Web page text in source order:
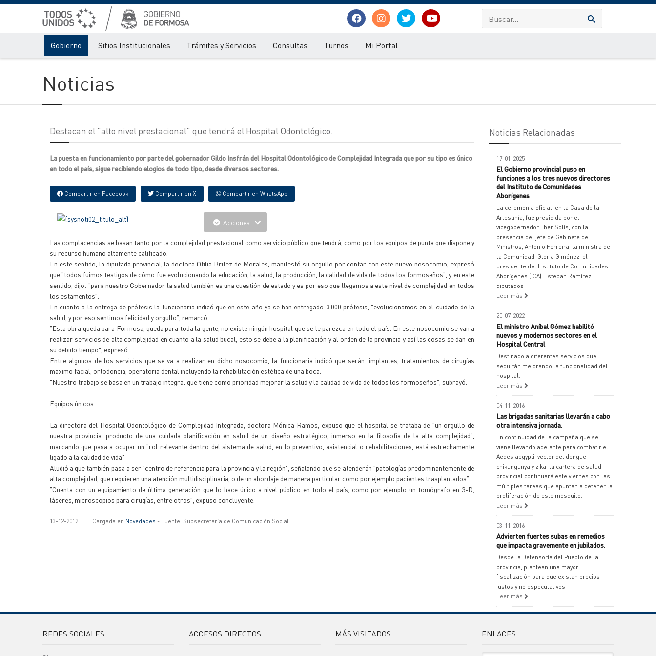
Gobierno Sitios Institucionales Trámites y Servicios Consultas Turnos Mi Portal
Noticias
Destacan el "alto nivel prestacional" que tendrá el Hospital Odontológico.
La puesta en funcionamiento por parte del gobernador Gildo Insfrán del Hospital Odontológico de Complejidad Integrada que por su tipo es único
en todo el país, sigue recibiendo elogios de todo tipo, desde diversos sectores.
Compartir en Facebook Compartir en X Compartir en WhatsApp
Acciones
Las complacencias se basan tanto por la complejidad prestacional como servicio público que tendrá, como por los equipos de punta que dispone y
su recurso humano altamente calificado.
En este sentido, la diputada provincial, la doctora Otilia Britez de Morales, manifestó su orgullo por contar con este nuevo nosocomio, expresó
que "todos fuimos testigos de cómo fue evolucionando la educación, la salud, la producción, la calidad de vida de todos los formoseños", y en este
sentido, dijo: "para nuestro Gobernador la salud también es una cuestión de estado y es por eso que llegamos a este nivel de complejidad en todos
los estamentos".
En cuanto a la entrega de prótesis la funcionaria indicó que en este año ya se han entregado 3.000 prótesis, "evolucionamos en el cuidado de la
salud, y por eso sentimos felicidad y orgullo", remarcó.
"Esta obra queda para Formosa, queda para toda la gente, no existe ningún hospital que se le parezca en todo el país. En este nosocomio se van a
realizar servicios de alta complejidad en cuanto a la salud bucal, esto se debe a la planificación y al orden de la provincia y así las cosas se dan en
su debido tiempo", expresó.
Entre algunos de los servicios que se va a realizar en dicho nosocomio, la funcionaria indicó que serán: implantes, tratamientos de cirugías
máximo facial, ortodoncia, operatoria dental incluyendo la rehabilitación estética de una boca.
"Nuestro trabajo se basa en un trabajo integral que tiene como prioridad mejorar la salud y la calidad de vida de todos los formoseños", subrayó.
Equipos únicos
La directora del Hospital Odontológico de Complejidad Integrada, doctora Mónica Ramos, expuso que el hospital se trataba de "un orgullo de
nuestra provincia, producto de una cuidada planificación en salud de un diseño estratégico, inmerso en la filosofía de la alta complejidad",
marcando que pasa a ocupar un "rol relevante dentro del sistema de salud, en lo preventivo, asistencial o rehabilitaciones, está estrechamente
ligado a la calidad de vida"
Aludió a que también pasa a ser "centro de referencia para la provincia y la región", señalando que se atenderán "patologías predominantemente de
alta complejidad, que requieren una atención multidisciplinaria, o de un abordaje de manera particular como por ejemplo pacientes trasplantados".
"Cuenta con un equipamiento de última generación que lo hace único a nivel público en todo el país, como por ejemplo un tomógrafo en 3-D,
láseres, microscopios para cirugías, entre otros", expuso concluyente.
13-12-2012 | Cargada en Novedades - Fuente: Subsecretaría de Comunicación Social
Noticias Relacionadas
17-01-2025
El Gobierno provincial puso en
funciones a los tres nuevos directores
del Instituto de Comunidades
Aborígenes
La ceremonia oficial, en la Casa de la
Artesanía, fue presidida por el
vicegobernador Eber Solís, con la
presencia del jefe de Gabinete de
Ministros, Antonio Ferreira; la ministra de
la Comunidad, Gloria Giménez; el
presidente del Instituto de Comunidades
Aborígenes (ICA), Esteban Ramírez;
diputados
Leer más
20-07-2022
El ministro Aníbal Gómez habilitó
nuevos y modernos sectores en el
Hospital Central
Destinado a diferentes servicios que
seguirán mejorando la funcionalidad del
hospital.
Leer más
04-11-2016
Las brigadas sanitarias llevarán a cabo
otra intensiva jornada.
En continuidad de la campaña que se
viene llevando adelante para combatir el
Aedes aegypti, vector del dengue,
chikungunya y zika, la cartera de salud
provincial continuará este viernes con las
múltiples tareas que apuntan a detener la
proliferación de este mosquito.
Leer más
03-11-2016
Advierten fuertes subas en remedios
que impacta gravemente en jubilados.
Desde la Defensoría del Pueblo de la
provincia, plantean una mayor
fiscalización para que existan precios
justos y no especulativos.
Leer más
REDES SOCIALES ACCESOS DIRECTOS MÁS VISITADOS ENLACES